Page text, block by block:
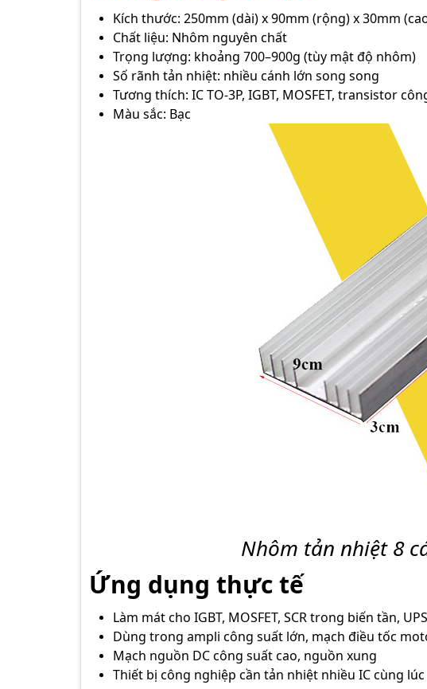
Kích thước: 250mm (dài) x 90mm (rộng) x 30mm
Chất liệu: Nhôm nguyên chất
Trọng lượng: khoảng 700–900g (tùy mật độ nhôm)
Số rãnh tản nhiệt: nhiều cánh lớn song song
Tương thích: IC TO-3P, IGBT, MOSFET, transistor
Màu sắc: Bạc
Nhôm tản nhiệt 8
Ứng dụng thực tế
Làm mát cho IGBT, MOSFET, SCR trong biến tần, UPS
Dùng trong ampli công suất lớn, mạch điều tốc
Mạch nguồn DC công suất cao, nguồn xung
Thiết bị công nghiệp cần tản nhiệt nhiều IC cùng lúc